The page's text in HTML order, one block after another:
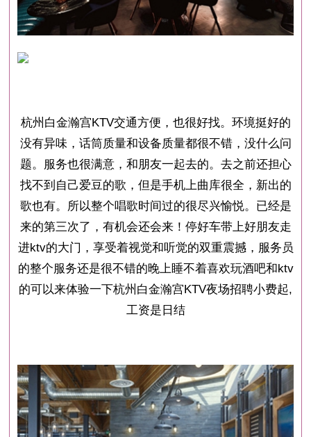
杭州白金瀚宫KTV交通方便，也很好找。环境挺好的
没有异味，话筒质量和设备质量都很不错，没什么问
题。服务也很满意，和朋友一起去的。去之前还担心
找不到自己爱豆的歌，但是手机上曲库很全，新出的
歌也有。所以整个唱歌时间过的很尽兴愉悦。已经是
来的第三次了，有机会还会来！停好车带上好朋友走
进ktv的大门，享受着视觉和听觉的双重震撼，服务员
的整个服务还是很不错的晚上睡不着喜欢玩酒吧和ktv
的可以来体验一下杭州白金瀚宫KTV夜场招聘小费起,
工资是日结